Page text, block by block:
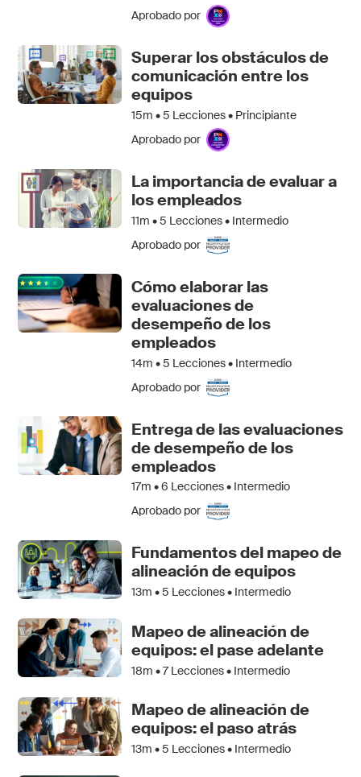
Aprobado por
Superar los obstáculos de
comunicación entre los
equipos
15m •5 Lecciones • Principiante
Aprobado por
La importancia de evaluar a
los empleados
11m •5 Lecciones • Intermedio
Aprobado por
Cómo elaborar las
evaluaciones de
desempeño de los
empleados
14m •5 Lecciones • Intermedio
Aprobado por
Entrega de las evaluaciones
de desempeño de los
empleados
17m •6 Lecciones • Intermedio
Aprobado por
Fundamentos del mapeo de
alineación de equipos
13m •5 Lecciones • Intermedio
Mapeo de alineación de
equipos: el pase adelante
18m •7Lecciones • Intermedio
Mapeo de alineación de
equipos: el paso atrás
13m •5 Lecciones • Intermedio